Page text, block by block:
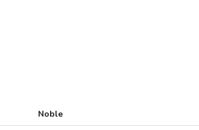
Noble